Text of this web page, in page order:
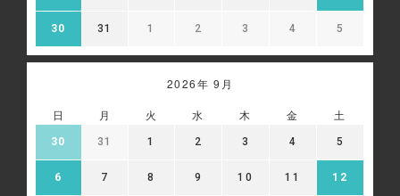
該第三者のウェブサイト内に設けられたオプトアウト（無
効化）ページにアクセスして、広告配信を停止することが
※ハッシュ化とは、元の値を復元できない形に変換する処
https://adssettings.google.com/authenticated
30 31 1 2 3 4 5
2026年 9月
日 月 火 水 木 金 土
30 31 1 2 3 4 5
6 7 8 9 10 11 12